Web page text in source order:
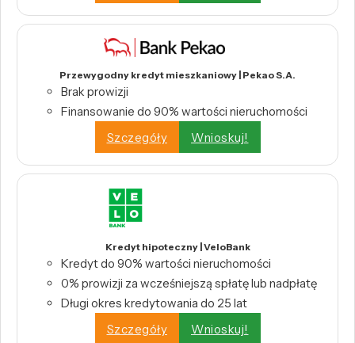
Przewygodny kredyt mieszkaniowy | Pekao S.A.
Brak prowizji
Finansowanie do 90% wartości nieruchomości
Szczegóły
Wnioskuj!
Kredyt hipoteczny | VeloBank
Kredyt do 90% wartości nieruchomości
0% prowizji za wcześniejszą spłatę lub nadpłatę
Długi okres kredytowania do 25 lat
Szczegóły
Wnioskuj!